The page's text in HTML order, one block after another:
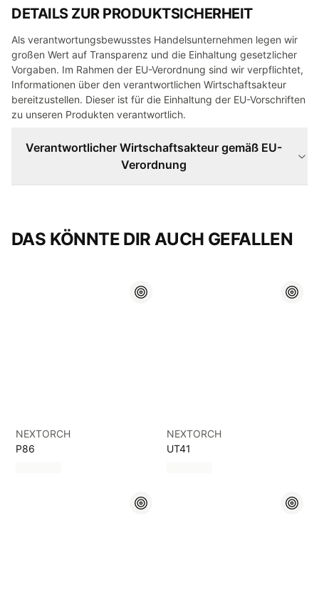
DETAILS ZUR PRODUKTSICHERHEIT
Als verantwortungsbewusstes Handelsunternehmen legen wir
großen Wert auf Transparenz und die Einhaltung gesetzlicher
Vorgaben. Im Rahmen der EU-Verordnung sind wir verpflichtet,
Informationen über den verantwortlichen Wirtschaftsakteur
bereitzustellen. Dieser ist für die Einhaltung der EU-Vorschriften
zu unseren Produkten verantwortlich.
Verantwortlicher Wirtschaftsakteur gemäß EU-
Verordnung
DAS KÖNNTE DIR AUCH GEFALLEN
NEXTORCH
P86
NEXTORCH
UT41